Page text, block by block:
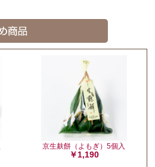
京生麸餅（よもぎ）5個入
￥1,190